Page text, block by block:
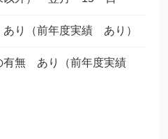
り（前年度実績 あり）
有無 あり（前年度実績